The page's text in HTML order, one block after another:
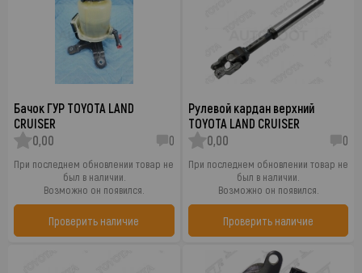
Бачок ГУР TOYOTA LAND
CRUISER
0,00
0
При последнем обновлении товар не
был в наличии.
Возможно он появился.
Проверить наличие
Рулевой кардан верхний
TOYOTA LAND CRUISER
0,00
0
При последнем обновлении товар не
был в наличии.
Возможно он появился.
Проверить наличие